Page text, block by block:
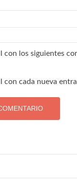
con los siguientes
con cada nueva